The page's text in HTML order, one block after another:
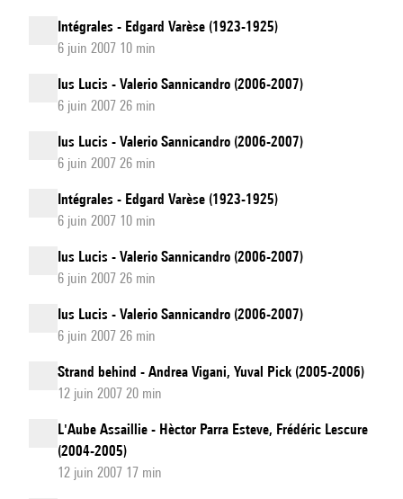
Intégrales - Edgard Varèse (1923-1925)
6 juin 2007 10 min
Ius Lucis - Valerio Sannicandro (2006-2007)
6 juin 2007 26 min
Ius Lucis - Valerio Sannicandro (2006-2007)
6 juin 2007 26 min
Intégrales - Edgard Varèse (1923-1925)
6 juin 2007 10 min
Ius Lucis - Valerio Sannicandro (2006-2007)
6 juin 2007 26 min
Ius Lucis - Valerio Sannicandro (2006-2007)
6 juin 2007 26 min
Strand behind - Andrea Vigani, Yuval Pick (2005-2006)
12 juin 2007 20 min
L'Aube Assaillie - Hèctor Parra Esteve, Frédéric Lescure
(2004-2005)
12 juin 2007 17 min